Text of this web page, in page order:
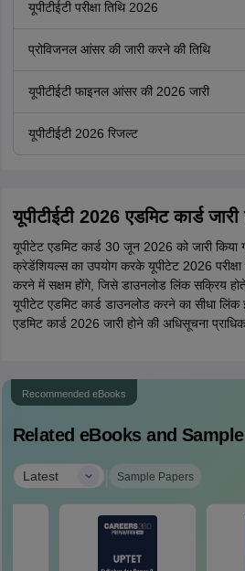
यूपीटीईटी परीक्षा तिथि 2026
प्रोविजनल आंसर की जारी करने की तिथि
यूपीटीईटी फाइनल आंसर की 2026 जारी
यूपीटीईटी 2026 रिजल्ट
यूपीटीईटी 2026 एडमिट कार्ड
यूपीटेट एडमिट कार्ड 30 जून 2026 को जारी किया
क्रेडेंशियल्स का उपयोग करके यूपीटेट 2026
करने में सक्षम होंगे, जिसे डाउनलोड लिंक सक्रिय होते
यूपीटेट एडमिट कार्ड डाउनलोड करने का सीधा
एडमिट कार्ड 2026 जारी होने की अधिसूचना
Recommended eBooks
Related eBooks and
Latest | Sample Papers